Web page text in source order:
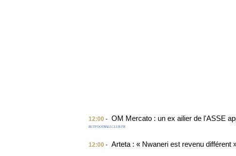
12:00 - OM Mercato : un ex ailier de l'ASSE
BUTFOOTBALLCLUB.FR
12:00 - Arteta : « Nwaneri est revenu différent